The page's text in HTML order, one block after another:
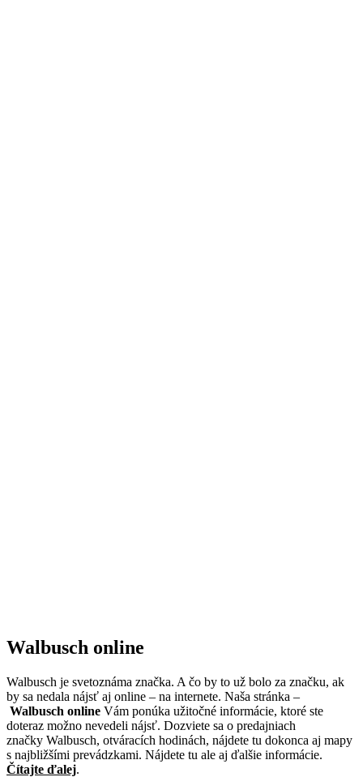
Walbusch online
Walbusch je svetoznáma značka. A čo by to už bolo za značku, ak
by sa nedala nájsť aj online – na internete. Naša stránka –
Walbusch online Vám ponúka užitočné informácie, ktoré ste
doteraz možno nevedeli nájsť. Dozviete sa o predajniach
značky Walbusch, otváracích hodinách, nájdete tu dokonca aj mapy
s najbližšími prevádzkami. Nájdete tu ale aj ďalšie informácie.
Čítajte ďalej.